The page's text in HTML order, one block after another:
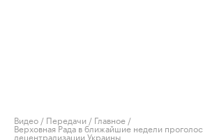
Видео / Передачи / Главное /
Верховная Рада в ближайшие недели
децентрализации Украины